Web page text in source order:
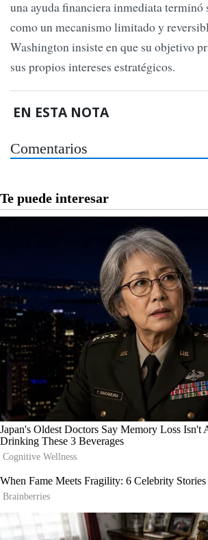
una ayuda financiera inmediata terminó
como un mecanismo limitado y
Washington insiste en que su objetivo
sus propios intereses estratégicos.
EN ESTA NOTA
Comentarios